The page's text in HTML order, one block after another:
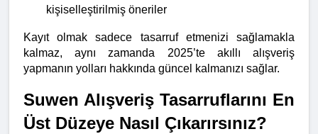
kişiselleştirilmiş öneriler
Kayıt olmak sadece tasarruf etmenizi sağlamakla
kalmaz, aynı zamanda 2025’te akıllı alışveriş
yapmanın yolları hakkında güncel kalmanızı sağlar.
Suwen Alışveriş Tasarruflarını En
Üst Düzeye Nasıl Çıkarırsınız?